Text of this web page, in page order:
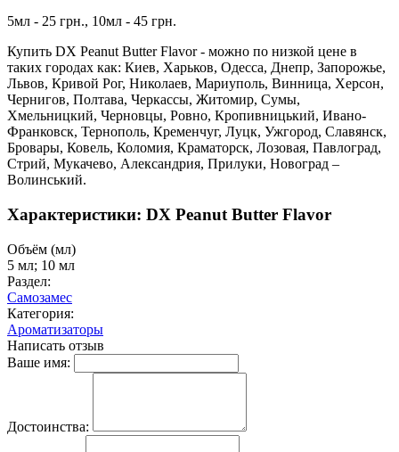
5мл - 25 грн., 10мл - 45 грн.
Купить DX Peanut Butter Flavor - можно по низкой цене в
таких городах как: Киев, Харьков, Одесса, Днепр, Запорожье,
Львов, Кривой Рог, Николаев, Мариуполь, Винница, Херсон,
Чернигов, Полтава, Черкассы, Житомир, Сумы,
Хмельницкий, Черновцы, Ровно, Кропивницький, Ивано-
Франковск, Тернополь, Кременчуг, Луцк, Ужгород, Славянск,
Бровары, Ковель, Коломия, Краматорск, Лозовая, Павлоград,
Стрий, Мукачево, Александрия, Прилуки, Новоград –
Волинський.
Характеристики: DX Peanut Butter Flavor
Объём (мл)
5 мл; 10 мл
Раздел:
Самозамес
Категория:
Ароматизаторы
Написать отзыв
Ваше имя:
Достоинства: